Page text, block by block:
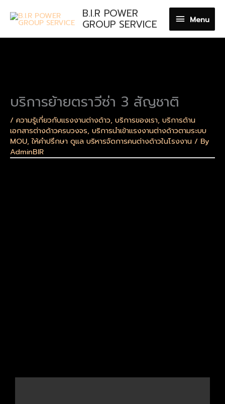
B.I.R POWER
GROUP SERVICE Menu
Menu
บริการย้ายตราวีซ่า 3 สัญชาติ
/ ความรู้เกี่ยวกับแรงงานต่างด้าว, บริการของเรา, บริการด้าน
เอกสารต่างด้าวครบวงจร, บริการนำเข้าแรงงานต่างด้าวตามระบบ
MOU,ให้คำปรึกษา ดูแล บริหารจัดการคนต่างด้าวในโรงงาน / By
AdminBIR